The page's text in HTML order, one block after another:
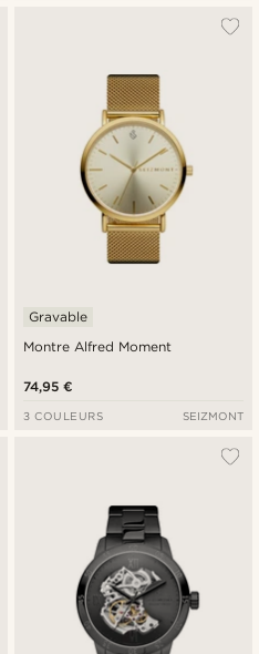
Montre Alfred Moment
Gravable
74,95 €
3 COULEURS SEIZMONT